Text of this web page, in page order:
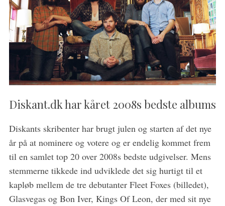
Diskant.dk har kåret 2008s bedste albums
Diskants skribenter har brugt julen og starten af det nye
år på at nominere og votere og er endelig kommet frem
til en samlet top 20 over 2008s bedste udgivelser. Mens
stemmerne tikkede ind udviklede det sig hurtigt til et
kapløb mellem de tre debutanter Fleet Foxes (billedet),
Glasvegas og Bon Iver, Kings Of Leon, der med sit nye